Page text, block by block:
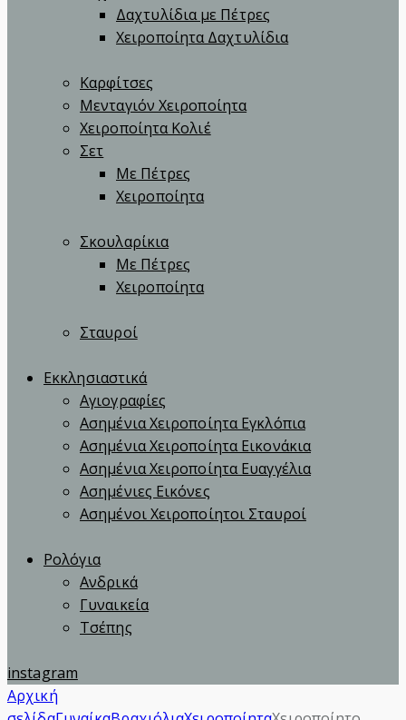
Δαχτυλίδια με Πέτρες
Χειροποίητα Δαχτυλίδια
Καρφίτσες
Μενταγιόν Χειροποίητα
Χειροποίητα Κολιέ
Σετ
Με Πέτρες
Χειροποίητα
Σκουλαρίκια
Με Πέτρες
Χειροποίητα
Σταυροί
Εκκλησιαστικά
Αγιογραφίες
Ασημένια Χειροποίητα Εγκλόπια
Ασημένια Χειροποίητα Εικονάκια
Ασημένια Χειροποίητα Ευαγγέλια
Ασημένιες Εικόνες
Ασημένοι Χειροποίητοι Σταυροί
Ρολόγια
Ανδρικά
Γυναικεία
Τσέπης
instagram
Αρχική